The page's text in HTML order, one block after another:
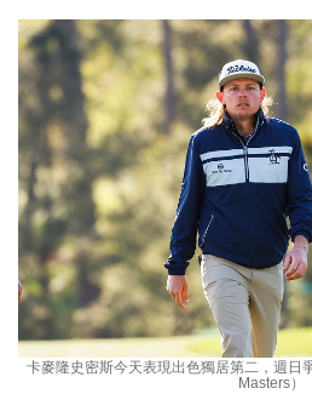
卡麥隆史密斯今天表現出色獨居第二，週日
Masters）